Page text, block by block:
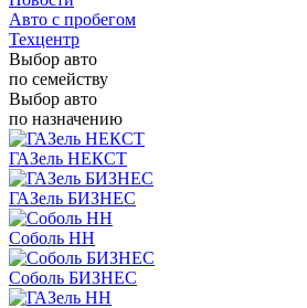
Авто с пробегом
Техцентр
Выбор авто
по семейству
Выбор авто
по назначению
ГАЗель НЕКСТ
ГАЗель БИЗНЕС
Соболь НН
Соболь БИЗНЕС